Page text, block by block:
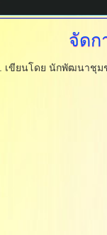
จัดก
เขียนโดย นักพัฒนาชุม